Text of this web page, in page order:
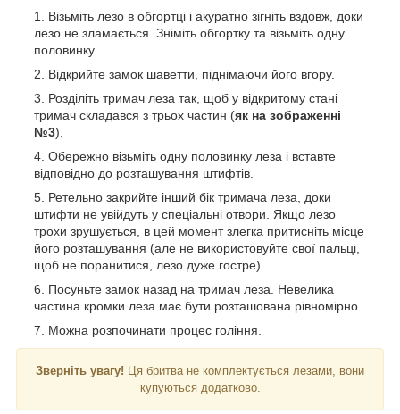
Візьміть лезо в обгортці і акуратно зігніть вздовж, доки
лезо не зламається. Зніміть обгортку та візьміть одну
половинку.
Відкрийте замок шаветти, піднімаючи його вгору.
Розділіть тримач леза так, щоб у відкритому стані
тримач складався з трьох частин (як на зображенні
№3).
Обережно візьміть одну половинку леза і вставте
відповідно до розташування штифтів.
Ретельно закрийте інший бік тримача леза, доки
штифти не увійдуть у спеціальні отвори. Якщо лезо
трохи зрушується, в цей момент злегка притисніть місце
його розташування (але не використовуйте свої пальці,
щоб не поранитися, лезо дуже гостре).
Посуньте замок назад на тримач леза. Невелика
частина кромки леза має бути розташована рівномірно.
Можна розпочинати процес гоління.
Зверніть увагу! Ця бритва не комплектується лезами, вони
купуються додатково.